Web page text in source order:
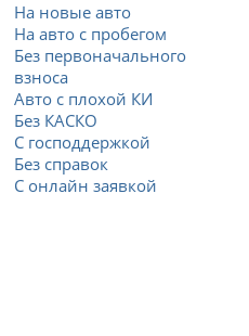
На новые авто
На авто с пробегом
Без первоначального
взноса
Авто с плохой КИ
Без КАСКО
С господдержкой
Без справок
С онлайн заявкой